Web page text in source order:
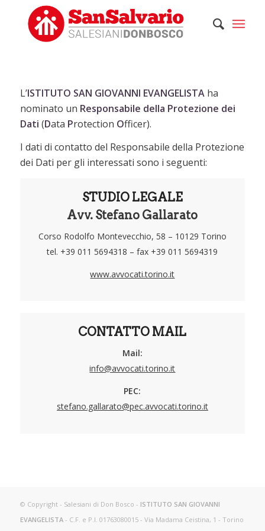
L’ISTITUTO SAN GIOVANNI EVANGELISTAha
nominato un Responsabile della Protezione dei
Dati (Data Protection Officer).
I dati di contatto del Responsabile della Protezione
dei Dati per gli interessati sono i seguenti:
STUDIO LEGALE
Avv. Stefano Gallarato
Corso Rodolfo Montevecchio, 58 – 10129 Torino
tel. +39 011 5694318 – fax +39 011 5694319
www.avvocati.torino.it
CONTATTO MAIL
Mail:
info@avvocati.torino.it
PEC:
stefano.gallarato@pec.avvocati.torino.it
© Copyright - Salesiani di Don Bosco - ISTITUTO SAN GIOVANNI
EVANGELISTA- C.F. e P.I. 01763080015 - Via Madama Ceistina, 1 - Torino